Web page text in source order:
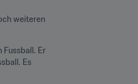
weiteren
Fussball. Er
Es